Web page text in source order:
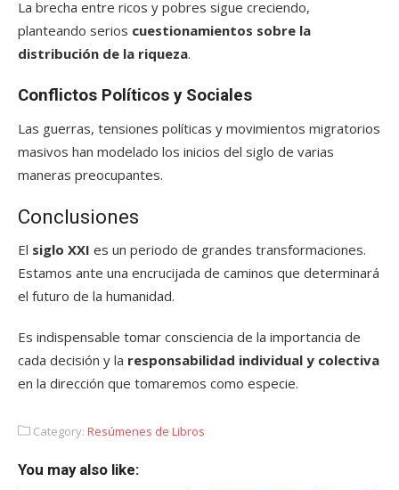
La brecha entre ricos y pobres sigue creciendo,
planteando serios cuestionamientos sobre la
distribución de la riqueza.
Conflictos Políticos y Sociales
Las guerras, tensiones políticas y movimientos migratorios
masivos han modelado los inicios del siglo de varias
maneras preocupantes.
Conclusiones
El siglo XXI es un periodo de grandes transformaciones.
Estamos ante una encrucijada de caminos que determinará
el futuro de la humanidad.
Es indispensable tomar consciencia de la importancia de
cada decisión y la responsabilidad individual y colectiva
en la dirección que tomaremos como especie.
Category: Resúmenes de Libros
You may also like: